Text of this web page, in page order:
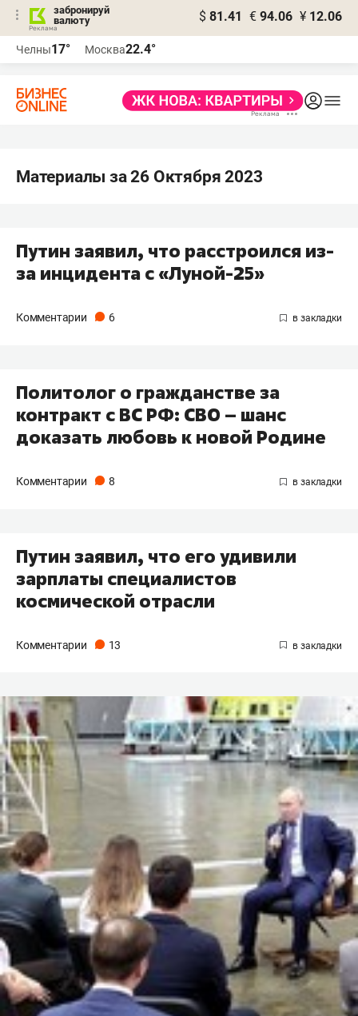
забронируй
валюту
$ 81.41 € 94.06 ¥ 12.06
Челны17° Москва22.4°
Материалы за 26 Октября 2023
Путин заявил, что расстроился из-
за инцидента с «Луной-25»
Комментарии 6
Политолог о гражданстве за
контракт с ВС РФ: СВО – шанс
доказать любовь к новой Родине
Комментарии 8
Путин заявил, что его удивили
зарплаты специалистов
космической отрасли
Комментарии 13